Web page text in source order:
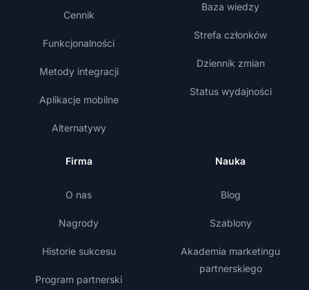
Cennik
Funkcjonalności
Metody integracji
Aplikacje mobilne
Alternatywy
Baza wiedzy
Strefa członków
Dziennik zmian
Status wydajności
Firma
O nas
Nagrody
Historie sukcesu
Program partnerski
Nauka
Blog
Szablony
Akademia marketingu
partnerskiego